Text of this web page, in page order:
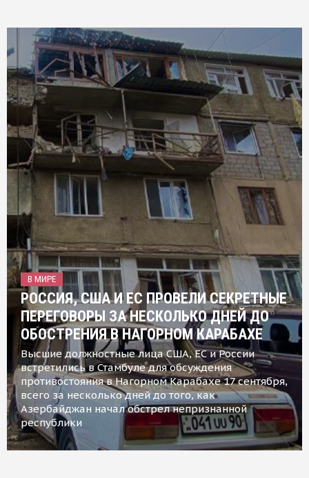
В МИРЕ
РОССИЯ, США И ЕС ПРОВЕЛИ СЕКРЕТНЫЕ
ПЕРЕГОВОРЫ ЗА НЕСКОЛЬКО ДНЕЙ ДО
ОБОСТРЕНИЯ В НАГОРНОМ КАРАБАХЕ
Высшие должностные лица США, ЕС и России
встретились в Стамбуле для обсуждения
противостояния в Нагорном Карабахе 17 сентября,
всего за несколько дней до того, как
Азербайджан начал обстрел непризнанной
республики